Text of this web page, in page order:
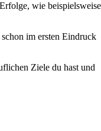
wie beispielsweise
im ersten Eindruck
Ziele du hast und